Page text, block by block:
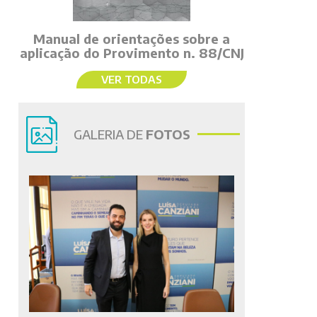
Manual de orientações sobre a
aplicação do Provimento n. 88/CNJ
VER TODAS
GALERIA DE FOTOS